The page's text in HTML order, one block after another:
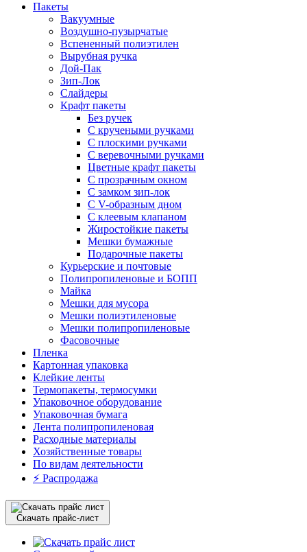
Пакеты
Вакуумные
Воздушно-пузырчатые
Вспененный полиэтилен
Вырубная ручка
Дой-Пак
Зип-Лок
Слайдеры
Крафт пакеты
Без ручек
С кручеными ручками
С плоскими ручками
С веревочными ручками
Цветные крафт пакеты
С прозрачным окном
С замком зип-лок
С V-образным дном
С клеевым клапаном
Жиростойкие пакеты
Мешки бумажные
Подарочные пакеты
Курьерские и почтовые
Полипропиленовые и БОПП
Майка
Мешки для мусора
Мешки полиэтиленовые
Мешки полипропиленовые
Фасовочные
Пленка
Картонная упаковка
Клейкие ленты
Термопакеты, термосумки
Упаковочное оборудование
Упаковочная бумага
Лента полипропиленовая
Расходные материалы
Хозяйственные товары
По видам деятельности
⚡️ Распродажа
Скачать прайс-лист